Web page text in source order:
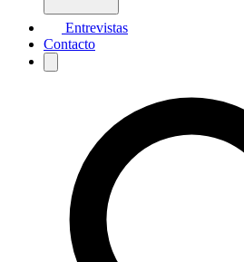
Entrevistas
Contacto